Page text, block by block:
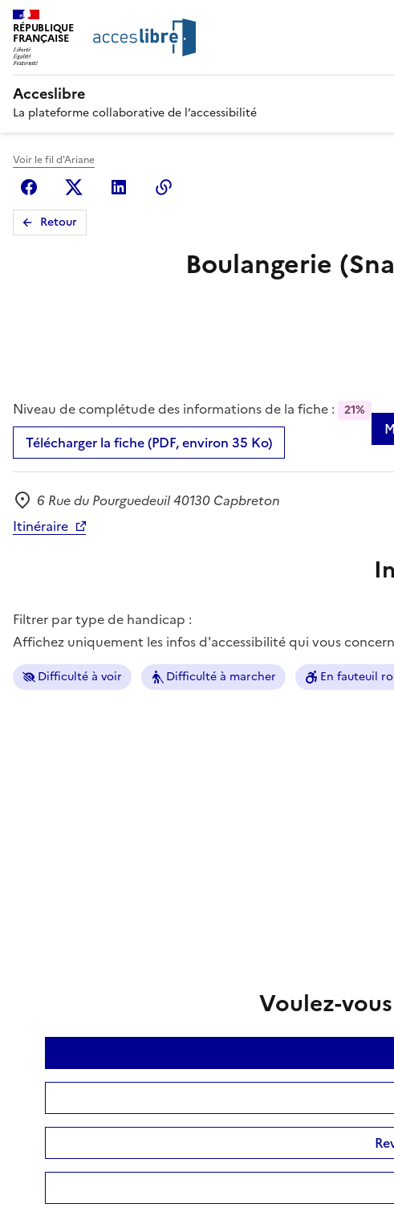
RÉPUBLIQUE
FRANÇAISE
Acceslibre
La plateforme collaborative de l’accessibilité
Voir le fil d'Ariane
FacebookX (anciennement Twitter)
Linkedin
Retour
Boulangerie
Niveau de complétude des informations de la fiche : 21%
Télécharger la fiche (PDF, environ 35 Ko)
Adresse
6 Rue du Pourguedeuil 40130 Capbreton
Itinéraire
Filtrer par type de handicap :
Affichez uniquement les infos d'accessibilité qui vous
Difficulté à voir Difficulté à marcher En fauteuil
Voulez-